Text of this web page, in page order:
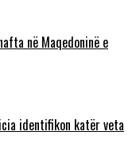
në Maqedoninë e
identifikon katër veta